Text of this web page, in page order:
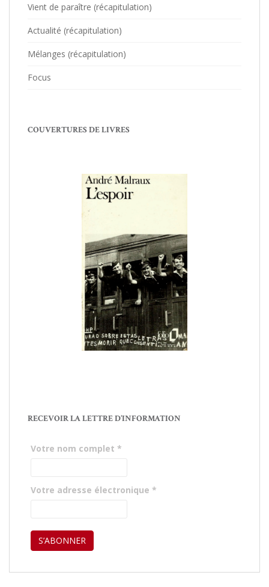
Vient de paraître (récapitulation)
Actualité (récapitulation)
Mélanges (récapitulation)
Focus
COUVERTURES DE LIVRES
RECEVOIR LA LETTRE D’INFORMATION
Votre nom complet *
Votre adresse électronique *